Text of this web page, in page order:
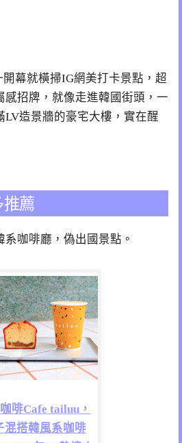
開幕就橫掃IG網美打卡景點，超
感招牌，就像走進韓國街頭，一
LV造景牆的豪宅大樓，實在醒
薦
咖啡廳，偽出國景點。
啡Cafe tailuu，
混搭韓風系咖啡